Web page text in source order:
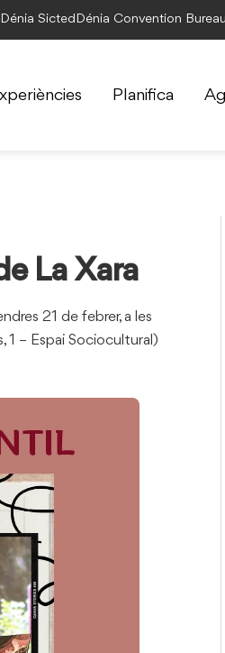
Dénia Sicted Dénia Convention Bureau
Planifica
La Xara
21 de febrer, a les
1 – Espai Sociocultural)